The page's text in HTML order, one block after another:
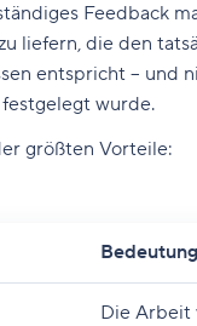
Feedback
liefern, die den
entspricht – und
wurde.
größten Vorteile:
Bedeutung
Die Arbeit